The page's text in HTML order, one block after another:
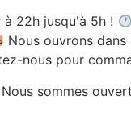
22h jusqu'à 5h !
Nous ouvrons
nous pour
sommes